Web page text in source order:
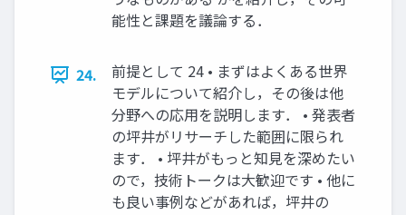
能性と課題を議論する．
24.
前提として 24 • まずはよくある世界
モデルについて紹介し，その後は他
分野への応用を説明します． • 発表者
の坪井がリサーチした範囲に限られ
ます． • 坪井がもっと知見を深めたい
ので，技術トークは大歓迎です • 他に
も良い事例などがあれば，坪井の